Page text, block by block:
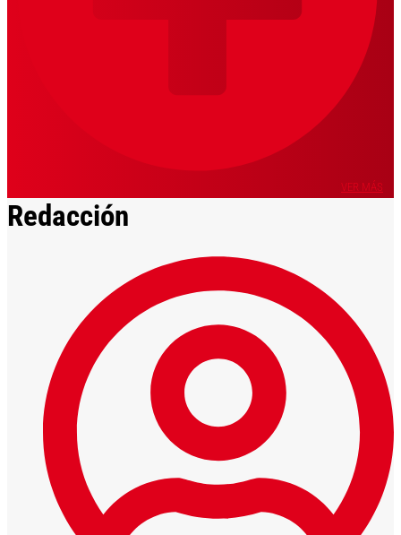
VER MÁS
Redacción